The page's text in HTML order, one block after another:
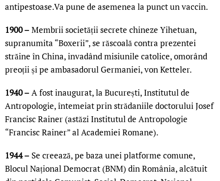
antipestoase.Va pune de asemenea la punct un vaccin.
1900 –Membrii societății secrete chineze Yihetuan,
supranumita “Boxerii”, se răscoală contra prezentei
străine în China, invadând misiunile catolice, omorând
preoții și pe ambasadorul Germaniei, von Ketteler.
1940 –A fost inaugurat, la București, Institutul de
Antropologie, întemeiat prin strădaniile doctorului Josef
Francisc Rainer (astăzi Institutul de Antropologie
“Francisc Rainer” al Academiei Romane).
1944 – Se creează, pe baza unei platforme comune,
Blocul Național Democrat (BNM) din România, alcătuit